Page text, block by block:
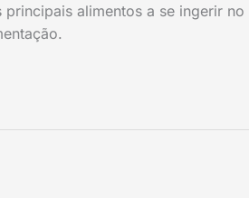
alimentos a se ingerir